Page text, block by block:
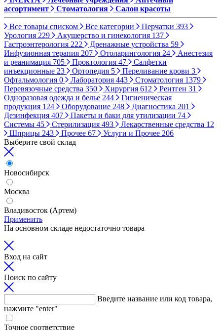
ассортимент
Стоматология Салон красоты
Все товары списком Все категории Перчатки 393
Урология 229 Акушерство и гинекология 137
Гастроэнтерология 222 Дренажные устройства 59
Инфузионная терапия 207 Отоларингология 24
Анестезия
и реанимация 705 Проктология 47
Салфетки
инъекционные 23 Ортопедия 5 Переливание крови 3
Офтальмология 0 Лаборатория 443 Стоматология 1379
Перевязочные средства 350 Хирургия 612 Рентген 31
Одноразовая одежда и белье 244
Гигиеническая
продукция 124 Оборудование 248 Диагностика 201
Дезинфекция 407 Пакеты и баки для утилизации 74
Системы 45 Стерилизация 493 Лекарственные средства 12
Шприцы 243 Прочее 67 Услуги и Прочее 206
Выберите свой склад
Новосибирск
Москва
Владивосток (Артем)
Применить
На основном складе недостаточно товара
Вход на сайт
Поиск по сайту
Введите название или код товара,
нажмите "enter"
Точное соответствие